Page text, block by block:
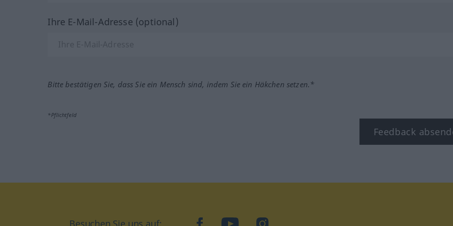
Ihre E-Mail-Adresse (optional)
Bitte bestätigen Sie, dass Sie ein Mensch sind, indem Sie ein Häkchen setzen.*
*Pflichtfeld
Feedback
facebookYouTubeInstagram